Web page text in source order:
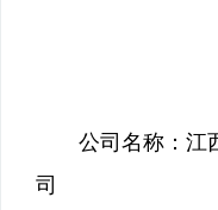
公司名称：江
司